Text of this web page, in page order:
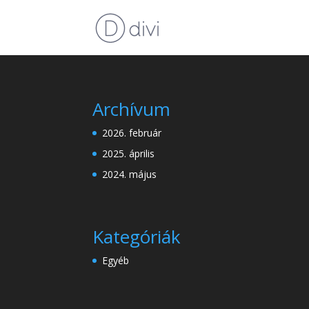
Archívum
2026. február
2025. április
2024. május
Kategóriák
Egyéb